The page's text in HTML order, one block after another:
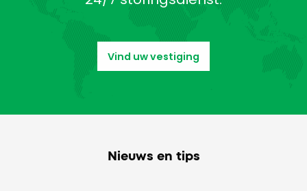
Vind uw vestiging
Nieuws en tips